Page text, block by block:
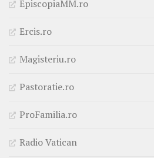
EpiscopiaMM.ro
Ercis.ro
Magisteriu.ro
Pastoratie.ro
ProFamilia.ro
Radio Vatican